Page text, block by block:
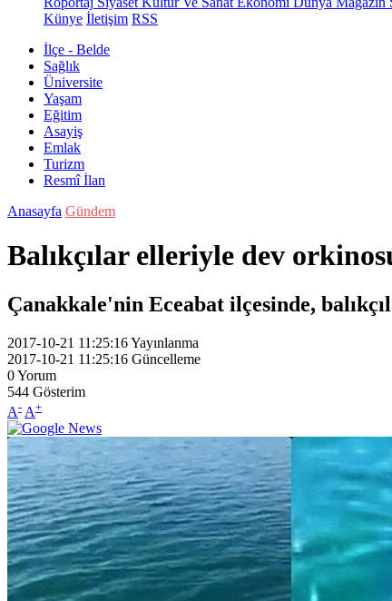
Künye İletişim RSS
İlçe - Belde
Sağlık
Üniversite
Yaşam
Eğitim
Asayiş
Emlak
Turizm
Resmî İlan
Anasayfa Gündem
Balıkçılar elleriyle dev
Çanakkale'nin Eceabat ilçesinde,
2017-10-21 11:25:16Yayınlanma
2017-10-21 11:25:16 Güncelleme
0Yorum
544 Gösterim
A- A+